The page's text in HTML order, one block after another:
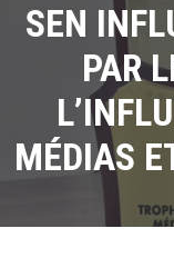
SEN
PAR
MÉDIAS